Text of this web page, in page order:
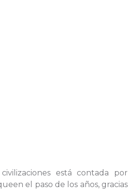
está contada por
el paso de los años, gracias